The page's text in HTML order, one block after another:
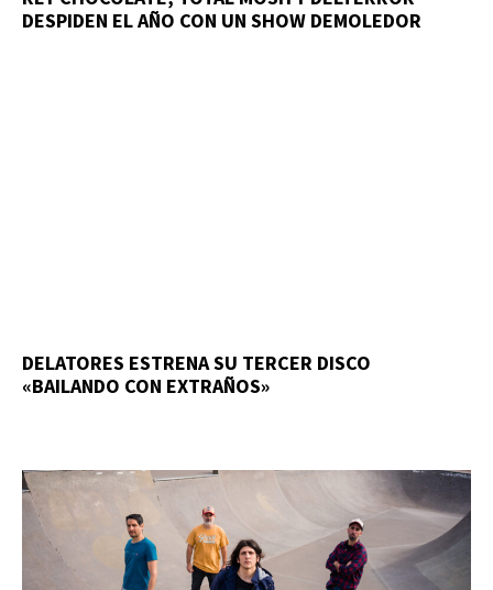
DESPIDEN EL AÑO CON UN SHOW DEMOLEDOR
DELATORES ESTRENA SU TERCER DISCO
«BAILANDO CON EXTRAÑOS»